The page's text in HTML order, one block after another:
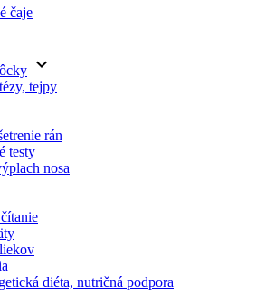
čaje
keyboard_arrow_down
tejpy
rán
testy
nosa
diéta, nutričná podpora